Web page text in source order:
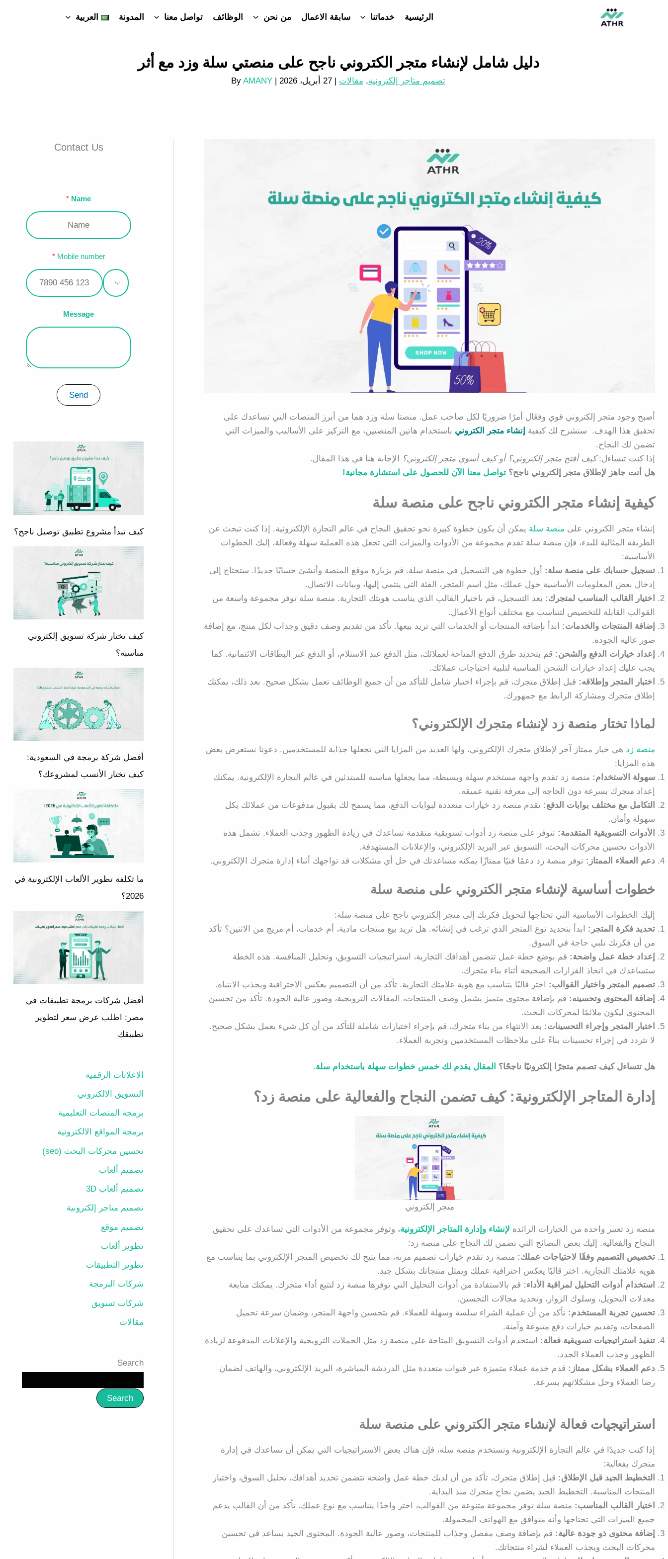
الرئيسية خدماتنا سابقة الاعمال من نحن الوظائف تواصل معنا المدونة العربية
دليل شامل لإنشاء متجر الكتروني ناجح على منصتي سلة وزد مع أثر
تصميم متاجر إلكترونية, مقالات | 27 أبريل، 2026 | By
AMANY
أصبح وجود متجر إلكتروني قوي وفعّال أمرًا ضروريًا لكل صاحب عمل. منصتا سلة وزد هما من أبرز المنصات التي تساعدك على
تحقيق هذا الهدف. سنشرح لك كيفية
إنشاء متجر الكتروني باستخدام هاتين المنصتين، مع التركيز على الأساليب والميزات التي
تضمن لك النجاح.
إذا كنت تتساءل:كيف أفتح متجر إلكتروني؟ أو كيف أسوي متجر إلكتروني؟
الإجابة هنا في هذا المقال.
هل أنت جاهز لإطلاق متجر إلكتروني ناجح؟ تواصل معنا الآن للحصول على استشارة مجانية!
كيفية إنشاء متجر الكتروني ناجح على منصة سلة
إنشاء متجر الكتروني على منصة سلة يمكن أن يكون خطوة كبيرة نحو تحقيق النجاح في عالم التجارة الإلكترونية. إذا كنت تبحث عن
الطريقة المثالية للبدء، فإن منصة سلة تقدم مجموعة من الأدوات والميزات التي تجعل هذه العملية سهلة وفعالة. إليك الخطوات
الأساسية:
تسجيل حسابك على منصة سلة:
أول خطوة هي التسجيل في منصة سلة. قم بزيارة موقع المنصة وأنشئ حسابًا جديدًا. ستحتاج إلى
إدخال بعض المعلومات الأساسية حول عملك، مثل اسم المتجر، الفئة التي ينتمي إليها، وبيانات الاتصال.
اختيار القالب المناسب لمتجرك: بعد التسجيل، قم باختيار القالب الذي يناسب هويتك التجارية. منصة سلة توفر مجموعة واسعة من
القوالب القابلة للتخصيص لتتناسب مع مختلف أنواع الأعمال.
إضافة المنتجات والخدمات:
ابدأ بإضافة المنتجات أو الخدمات التي تريد بيعها. تأكد من تقديم وصف دقيق وجذاب لكل منتج، مع إضافة
صور عالية الجودة.
إعداد خيارات الدفع والشحن: قم بتحديد طرق الدفع المتاحة لعملائك، مثل الدفع عند الاستلام، أو الدفع عبر البطاقات الائتمانية. كما
يجب عليك إعداد خيارات الشحن المناسبة لتلبية احتياجات عملائك.
اختبار المتجر وإطلاقه: قبل إطلاق متجرك، قم بإجراء اختبار شامل للتأكد من أن جميع الوظائف تعمل بشكل صحيح. بعد ذلك، يمكنك
إطلاق متجرك ومشاركة الرابط مع جمهورك.
لماذا تختار منصة زد لإنشاء متجرك الإلكتروني؟
منصة زد هي خيار ممتاز آخر لإطلاق متجرك الإلكتروني، ولها العديد من المزايا التي تجعلها جذابة للمستخدمين. دعونا نستعرض بعض
هذه المزايا:
سهولة الاستخدام: منصة زد تقدم واجهة مستخدم سهلة وبسيطة، مما يجعلها مناسبة للمبتدئين في عالم التجارة الإلكترونية. يمكنك
إعداد متجرك بسرعة دون الحاجة إلى معرفة تقنية عميقة.
التكامل مع مختلف بوابات الدفع: تقدم منصة زد خيارات متعددة لبوابات الدفع، مما يسمح لك بقبول مدفوعات من عملائك بكل
سهولة وأمان.
الأدوات التسويقية المتقدمة: تتوفر على منصة زد أدوات تسويقية متقدمة تساعدك في زيادة الظهور وجذب العملاء. تشمل هذه
الأدوات تحسين محركات البحث، التسويق عبر البريد الإلكتروني، والإعلانات المستهدفة.
دعم العملاء الممتاز: توفر منصة زد دعمًا فنيًا ممتازًا يمكنه مساعدتك في حل أي مشكلات قد تواجهك أثناء إدارة متجرك الإلكتروني.
خطوات أساسية لإنشاء متجر الكتروني على منصة سلة
إليك الخطوات الأساسية التي تحتاجها لتحويل فكرتك إلى متجر إلكتروني ناجح على منصة سلة:
تحديد فكرة المتجر:
ابدأ بتحديد نوع المتجر الذي ترغب في إنشائه. هل تريد بيع منتجات مادية، أم خدمات، أم مزيج من الاثنين؟ تأكد
من أن فكرتك تلبي حاجة في السوق.
إعداد خطة عمل واضحة: قم بوضع خطة عمل تتضمن أهدافك التجارية، استراتيجيات التسويق، وتحليل المنافسة. هذه الخطة
ستساعدك في اتخاذ القرارات الصحيحة أثناء بناء متجرك.
تصميم المتجر واختيار القوالب:
اختر قالبًا يتناسب مع هوية علامتك التجارية. تأكد من أن التصميم يعكس الاحترافية ويجذب الانتباه.
إضافة المحتوى وتحسينه: قم بإضافة محتوى متميز يشمل وصف المنتجات، المقالات الترويجية، وصور عالية الجودة. تأكد من تحسين
المحتوى ليكون ملائمًا لمحركات البحث.
اختبار المتجر وإجراء التحسينات: بعد الانتهاء من بناء متجرك، قم بإجراء اختبارات شاملة للتأكد من أن كل شيء يعمل بشكل صحيح.
لا تتردد في إجراء تحسينات بناءً على ملاحظات المستخدمين وتجربة العملاء.
هل تتساءل كيف تصمم متجرًا إلكترونيًا ناجحًا؟ المقال يقدم لك خمس خطوات سهلة باستخدام سلة.
إدارة المتاجر الإلكترونية: كيف تضمن النجاح والفعالية على منصة زد؟
متجر إلكتروني
منصة زد تعتبر واحدة من الخيارات الرائدة لإنشاء وإدارة المتاجر الإلكترونية، وتوفر مجموعة من الأدوات التي تساعدك على تحقيق
النجاح والفعالية. إليك بعض النصائح التي تضمن لك النجاح على منصة زد:
تخصيص التصميم وفقًا لاحتياجات عملك: منصة زد تقدم خيارات تصميم مرنة، مما يتيح لك تخصيص المتجر الإلكتروني بما يتناسب مع
هوية علامتك التجارية. اختر قالبًا يعكس احترافية عملك ويمثل منتجاتك بشكل جيد.
استخدام أدوات التحليل لمراقبة الأداء: قم بالاستفادة من أدوات التحليل التي توفرها منصة زد لتتبع أداء متجرك. يمكنك متابعة
معدلات التحويل، وسلوك الزوار، وتحديد مجالات التحسين.
تحسين تجربة المستخدم: تأكد من أن عملية الشراء سلسة وسهلة للعملاء. قم بتحسين واجهة المتجر، وضمان سرعة تحميل
الصفحات، وتقديم خيارات دفع متنوعة وآمنة.
تنفيذ استراتيجيات تسويقية فعالة:
استخدم أدوات التسويق المتاحة على منصة زد مثل الحملات الترويجية والإعلانات المدفوعة لزيادة
الظهور وجذب العملاء الجدد.
دعم العملاء بشكل ممتاز: قدم خدمة عملاء متميزة عبر قنوات متعددة مثل الدردشة المباشرة، البريد الإلكتروني، والهاتف لضمان
رضا العملاء وحل مشكلاتهم بسرعة.
استراتيجيات فعالة لإنشاء متجر الكتروني على منصة سلة
إذا كنت جديدًا في عالم التجارة الإلكترونية وتستخدم منصة سلة، فإن هناك بعض الاستراتيجيات التي يمكن أن تساعدك في إدارة
متجرك بفعالية:
التخطيط الجيد قبل الإطلاق: قبل إطلاق متجرك، تأكد من أن لديك خطة عمل واضحة تتضمن تحديد أهدافك، تحليل السوق، واختيار
المنتجات المناسبة. التخطيط الجيد يضمن نجاح متجرك منذ البداية.
اختيار القالب المناسب: منصة سلة توفر مجموعة متنوعة من القوالب، اختر واحدًا يتناسب مع نوع عملك. تأكد من أن القالب يدعم
جميع الميزات التي تحتاجها وأنه متوافق مع الهواتف المحمولة.
إضافة محتوى ذو جودة عالية: قم بإضافة وصف مفصل وجذاب للمنتجات، وصور عالية الجودة. المحتوى الجيد يساعد في تحسين
محركات البحث ويجذب العملاء لشراء منتجاتك.
Contact Us
Name
Mobile number
Message
Send
كيف تبدأ مشروع تطبيق توصيل ناجح؟
كيف تختار شركة تسويق إلكتروني
مناسبة؟
أفضل شركة برمجة في السعودية:
كيف تختار الأنسب لمشروعك؟
ما تكلفة تطوير الألعاب الإلكترونية في
2026؟
أفضل شركات برمجة تطبيقات في
مصر: اطلب عرض سعر لتطوير
تطبيقك
الاعلانات الرقمية
التسويق الالكتروني
برمجة المنصات التعليمية
برمجة المواقع الالكترونية
تحسين محركات البحث (seo)
تصميم ألعاب
تصميم ألعاب 3D
تصميم متاجر إلكترونية
تصميم موقع
تطوير ألعاب
تطوير التطبيقات
شركات البرمجة
شركات تسويق
مقالات
Search
Search